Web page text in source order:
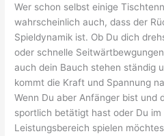
Wer schon selbst einige
wahrscheinlich auch, dass der
Spieldynamik ist. Ob Du dich
oder schnelle
auch dein Bauch stehen ständig
kommt die Kraft und Spannung
Wenn Du aber Anfänger bist und
sportlich betätigt hast oder Du im
Leistungsbereich spielen